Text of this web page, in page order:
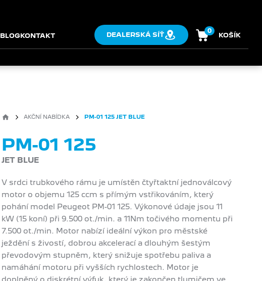
BLOGKONTAKT DEALERSKÁ SÍŤ
0
KOŠÍK
AKČNÍ NABÍDKA PM-01 125 JET BLUE
PM-01 125
JET BLUE
V srdci trubkového rámu je umístěn čtyřtaktní jednoválcový
motor o objemu 125 ccm s přímým vstřikováním, který
pohání model Peugeot PM-01 125. Výkonové údaje jsou 11
kW (15 koní) při 9.500 ot./min. a 11Nm točivého momentu při
7.500 ot./min. Motor nabízí ideální výkon pro městské
ježdění s živostí, dobrou akcelerací a dlouhým šestým
převodovým stupněm, který snižuje spotřebu paliva a
namáhání motoru při vyšších rychlostech. Motor je
doplněný o diskrétní výfuk, který je zakončen tlumičem ve